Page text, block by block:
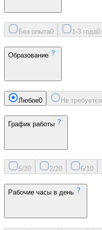
Без опыта0 1-3 года0
Образование
Любое0 Не
График работы
5/20 2/20 6/10
Рабочие часы в день